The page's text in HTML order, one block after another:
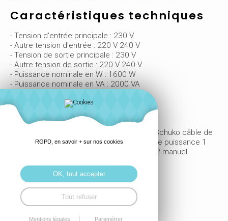
Caractéristiques techniques
- Tension d'entrée principale : 230 V
- Autre tension d'entrée : 220 V 240 V
- Tension de sortie principale : 230 V
- Autre tension de sortie : 220 V 240 V
- Puissance nominale en W : 1600 W
- Puissance nominale en VA : 2000 VA
- Output connection : 4 CEI 60320 C13
- Longueur de câble 1,50 m
- Nombre de câbles 1
- Equipement fournis : 1 CEI 60320 C13 à Schuko câble de
puissance 1 CEI 60320 C13 à C14 câble de puissance 1
câble USB 1 câble de configuration RS-232 manuel
Fiche technique SRV2KI
RGPD, en savoir + sur nos cookies
OK, tout accepter
Tout refuser
Mentions légales Paramétrer